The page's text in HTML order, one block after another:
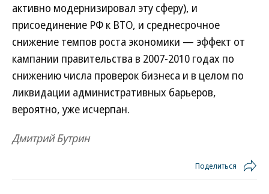
активно модернизировал эту сферу), и
присоединение РФ к ВТО, и среднесрочное
снижение темпов роста экономики — эффект от
кампании правительства в 2007-2010 годах по
снижению числа проверок бизнеса и в целом по
ликвидации административных барьеров,
вероятно, уже исчерпан.
Дмитрий Бутрин
Поделиться